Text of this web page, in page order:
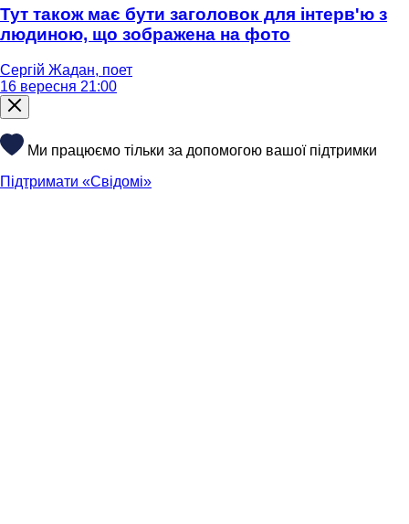
Тут також має бути заголовок для інтерв'ю з
людиною, що зображена на фото
Сергій Жадан, поет
16 вересня 21:00
Ми працюємо тільки за допомогою вашої підтримки
Підтримати «Свідомі»